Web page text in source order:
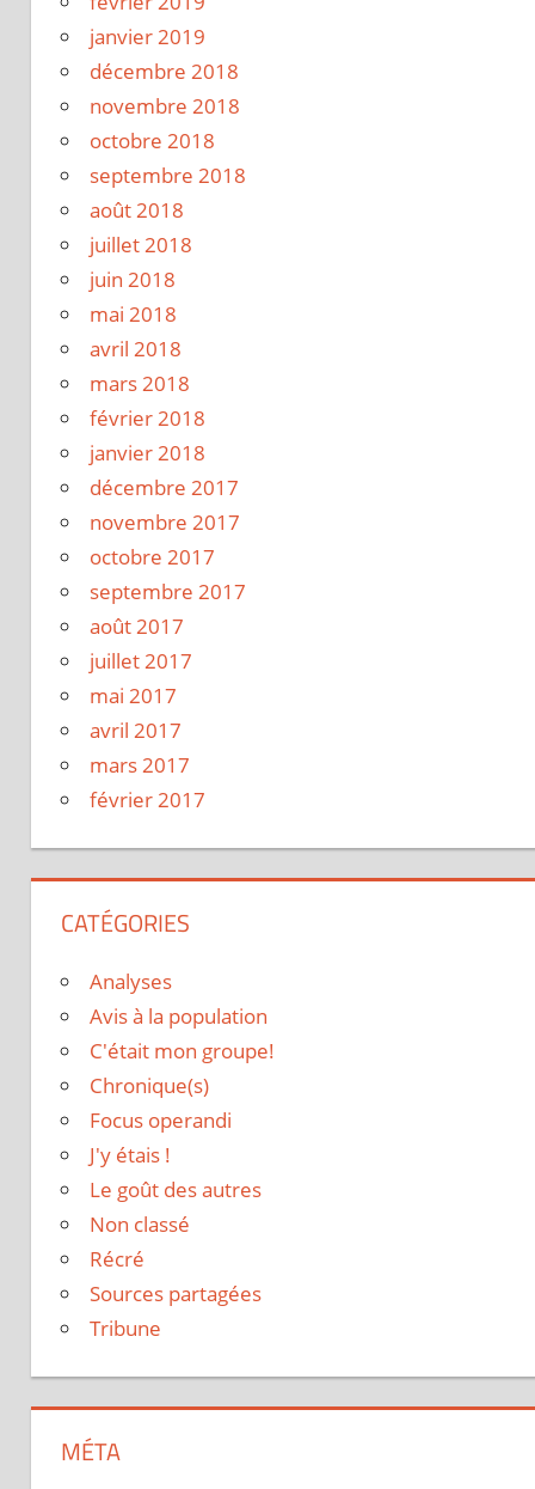
janvier 2019
décembre 2018
novembre 2018
octobre 2018
septembre 2018
août 2018
juillet 2018
juin 2018
mai 2018
avril 2018
mars 2018
février 2018
janvier 2018
décembre 2017
novembre 2017
octobre 2017
septembre 2017
août 2017
juillet 2017
mai 2017
avril 2017
mars 2017
février 2017
CATÉGORIES
Analyses
Avis à la population
C'était mon groupe!
Chronique(s)
Focus operandi
J'y étais !
Le goût des autres
Non classé
Récré
Sources partagées
Tribune
MÉTA